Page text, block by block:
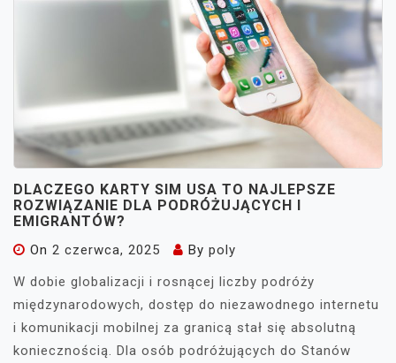
DLACZEGO KARTY SIM USA TO NAJLEPSZE
ROZWIĄZANIE DLA PODRÓŻUJĄCYCH I
EMIGRANTÓW?
On 2 czerwca, 2025 By poly
W dobie globalizacji i rosnącej liczby podróży
międzynarodowych, dostęp do niezawodnego internetu
i komunikacji mobilnej za granicą stał się absolutną
koniecznością. Dla osób podróżujących do Stanów